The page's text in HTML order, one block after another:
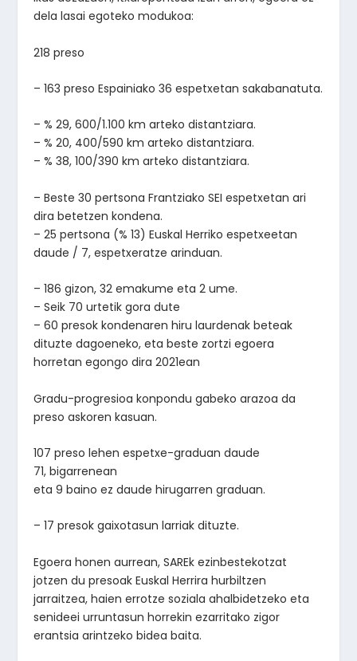
dela lasai egoteko modukoa:
218 preso
– 163 preso Espainiako 36 espetxetan sakabanatuta.
– % 29, 600/1.100 km arteko distantziara.
– % 20, 400/590 km arteko distantziara.
– % 38, 100/390 km arteko distantziara.
– Beste 30 pertsona Frantziako SEI espetxetan ari
dira betetzen kondena.
– 25 pertsona (% 13) Euskal Herriko espetxeetan
daude / 7, espetxeratze arinduan.
– 186 gizon, 32 emakume eta 2 ume.
– Seik 70 urtetik gora dute
– 60 presok kondenaren hiru laurdenak beteak
dituzte dagoeneko, eta beste zortzi egoera
horretan egongo dira 2021ean
Gradu-progresioa konpondu gabeko arazoa da
preso askoren kasuan.
107 preso lehen espetxe-graduan daude
71, bigarrenean
eta 9 baino ez daude hirugarren graduan.
– 17 presok gaixotasun larriak dituzte.
Egoera honen aurrean, SAREk ezinbestekotzat
jotzen du presoak Euskal Herrira hurbiltzen
jarraitzea, haien errotze soziala ahalbidetzeko eta
senideei urruntasun horrekin ezarritako zigor
erantsia arintzeko bidea baita.